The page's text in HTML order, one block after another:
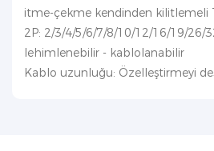
itme-çekme kendinden kilitlemeli
2P: 2/3/4/5/6/7/8/10/12/16/19/26/
lehimlenebilir - kablolanabilir
Kablo uzunluğu: Özelleştirmeyi